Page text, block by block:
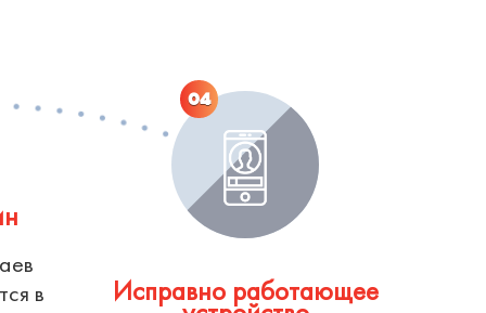
в
04
Исправно работающее